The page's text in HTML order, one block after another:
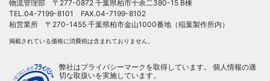
物流管理部 〒277-0872 千葉県柏市十余二380-15 B棟
TEL.04-7199-8101 FAX.04-7199-8102
柏営業所 〒270-1455 千葉県柏市金山1000番地（稲葉製作所内）
掲載されている価格に消費税は含まれておりません。
弊社はプライバシーマークを取得しています。 個人情報の適
切な取扱いを実施しています。